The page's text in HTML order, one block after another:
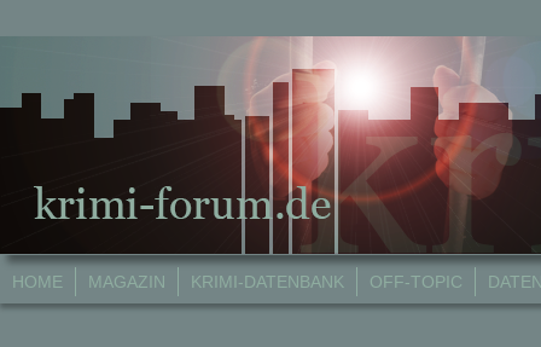
HOME MAGAZIN KRIMI-DATENBANK OFF-TOPIC